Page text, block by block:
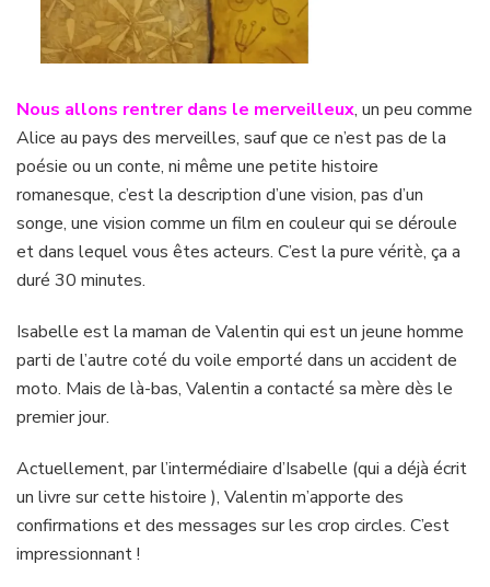
Nous allons rentrer dans le merveilleux, un peu comme
Alice au pays des merveilles, sauf que ce n’est pas de la
poésie ou un conte, ni même une petite histoire
romanesque, c’est la description d’une vision, pas d’un
songe, une vision comme un film en couleur qui se déroule
et dans lequel vous êtes acteurs. C’est la pure véritè, ça a
duré 30 minutes.
Isabelle est la maman de Valentin qui est un jeune homme
parti de l’autre coté du voile emporté dans un accident de
moto. Mais de là-bas, Valentin a contacté sa mère dès le
premier jour.
Actuellement, par l’intermédiaire d’Isabelle (qui a déjà écrit
un livre sur cette histoire ), Valentin m’apporte des
confirmations et des messages sur les crop circles. C’est
impressionnant !